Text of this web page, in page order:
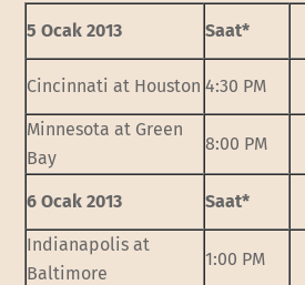
5 Ocak 2013 Saat*
Cincinnati at Houston 4:30 PM
Minnesota at Green
Bay
8:00 PM
6 Ocak 2013 Saat*
Indianapolis at
Baltimore
1:00 PM